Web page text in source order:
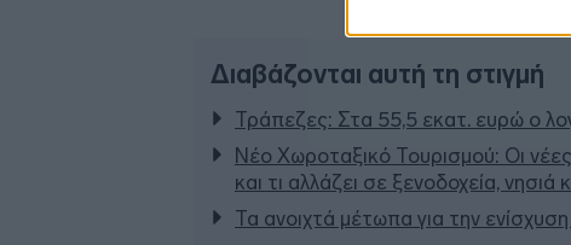
Διαβάζονται αυτή τη στιγμή
Τράπεζες: Στα 55,5 εκατ. ευρώ ο
Νέο Χωροταξικό Τουρισμού: Οι
και τι αλλάζει σε ξενοδοχεία, νησιά
Τα ανοιχτά μέτωπα για την ενίσχυση